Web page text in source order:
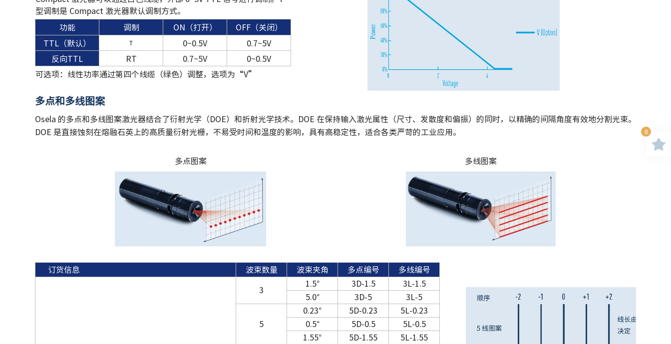
型调制是 Compact 激光器默认调制方式。
功能
调制 ON（打开）
OFF（关闭）
TTL（默认）
T 0~0.5V
0.7~5V
反向TTL
RT 0.7~5V
0~0.5V
可选项：线性功率通过第四个线缆（绿色）调整，选项为“V”
多点和多线图案
Osela 的多点和多线图案激光器结合了衍射光学（DOE）和折射光学技术。DOE 在保持输入激光属性（尺寸、发散度和偏振）的同时，以精确的间隔角度有效地分割光束。
DOE 是直接蚀刻在熔融石英上的高质量衍射光栅，不易受时间和温度的影响，具有高稳定性，适合各类严苛的工业应用。
多点图案 多线图案
订货信息 波束数量 波束夹角 多点编号 多线编号
3
1.5° 3D-1.5
3L-1.5
5.0°
3D-5 3L-5
5
0.23° 5D-0.23
5L-0.23
0.5°
5D-0.5
5L-0.5
1.55°
5D-1.55
5L-1.55
0